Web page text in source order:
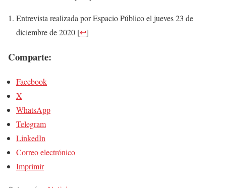
Entrevista realizada por Espacio Público el jueves 23 de
diciembre de 2020 [↩]
Comparte:
Facebook
X
WhatsApp
Telegram
LinkedIn
Correo electrónico
Imprimir